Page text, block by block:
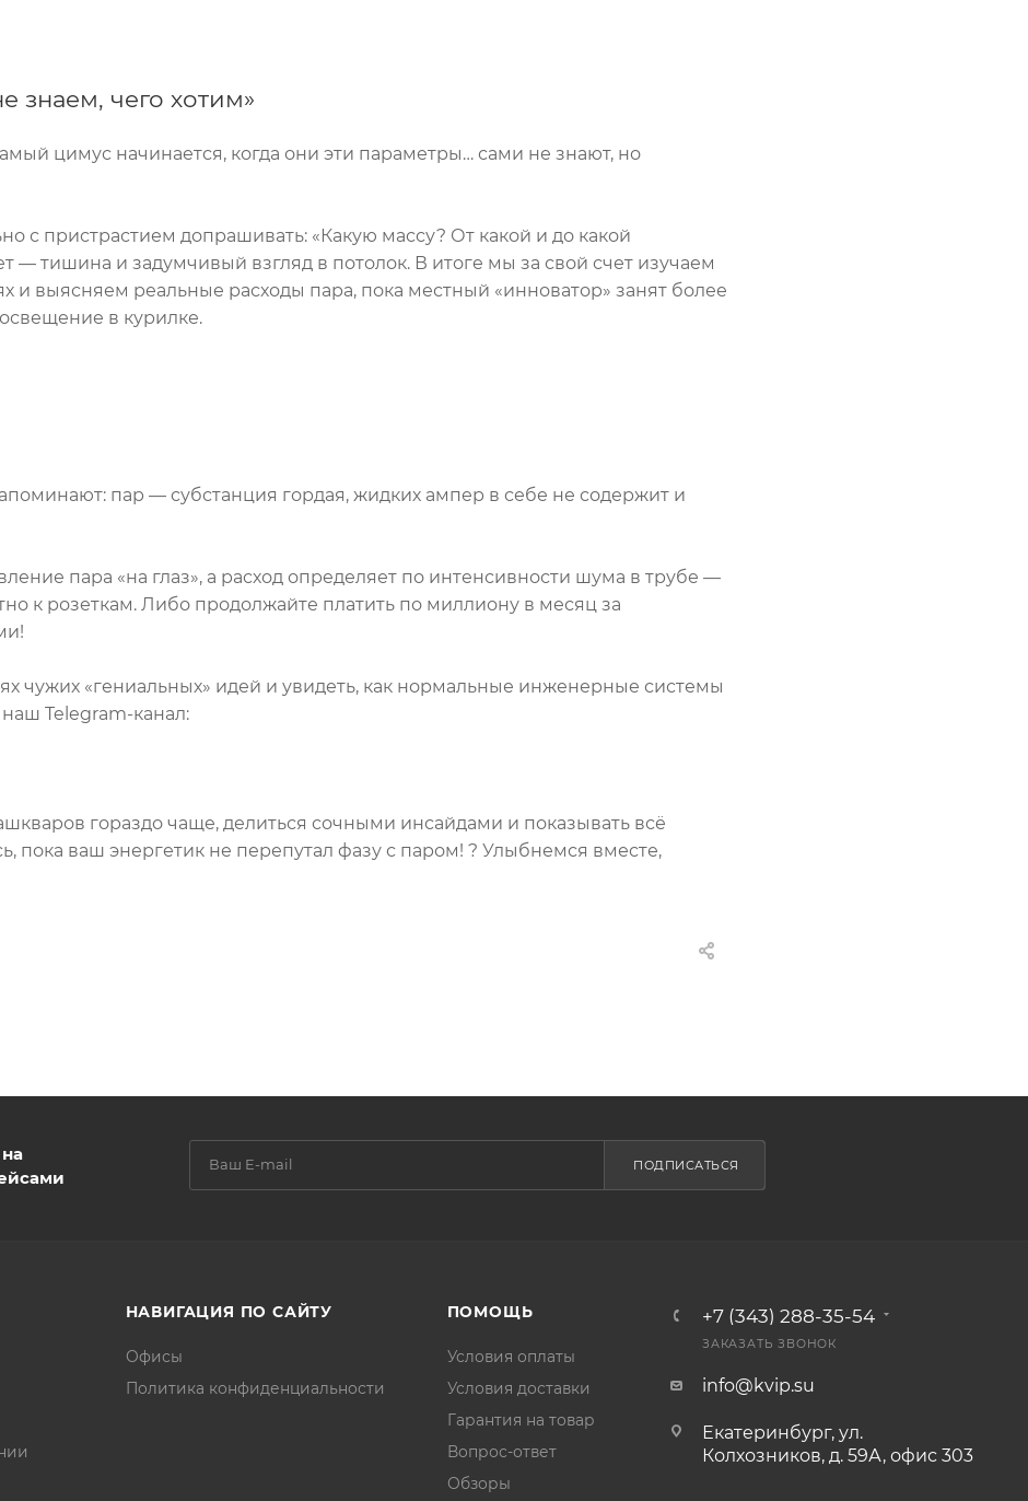
знаем, чего хотим»
цимус начинается, когда они эти параметры… сами не знают, но
с пристрастием допрашивать: «Какую массу? От какой и до какой
— тишина и задумчивый взгляд в потолок. В итоге мы за свой счет изучаем
и выясняем реальные расходы пара, пока местный «инноватор» занят более
в курилке.
пар — субстанция гордая, жидких ампер в себе не содержит и
пара «на глаз», а расход определяет по интенсивности шума в трубе —
к розеткам. Либо продолжайте платить по миллиону в месяц за
чужих «гениальных» идей и увидеть, как нормальные инженерные системы
Telegram-канал:
гораздо чаще, делиться сочными инсайдами и показывать всё
пока ваш энергетик не перепутал фазу с паром! ? Улыбнемся вместе,
ПОДПИСАТЬСЯ
НАВИГАЦИЯ ПО САЙТУ
Офисы
Политика конфиденциальности
ПОМОЩЬ
Условия оплаты
Условия доставки
Гарантия на товар
Вопрос-ответ
Обзоры
+7 (343) 288-35-54
ЗАКАЗАТЬ ЗВОНОК
info@kvip.su
Екатеринбург, ул.
Колхозников, д. 59А, офис 303